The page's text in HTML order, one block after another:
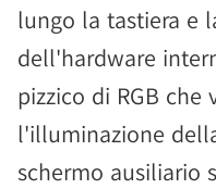
lungo la tastiera e
dell'hardware
pizzico di RGB
l'illuminazione
schermo ausiliario